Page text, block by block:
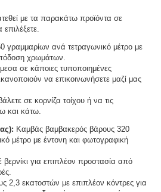
με τα παρακάτω προϊόντα σε
γραμμαρίων ανά τετραγωνικό μέτρο με
χρωμάτων.
σε κάποιες τυποποιημένες
να επικοινωνήσετε μαζί μας
σε κορνίζα τοίχου ή να τις
και κάτω.
Καμβάς βαμβακερός βάρους 320
μέτρο με έντονη και φωτογραφική
βερνίκι για επιπλέον προστασία από
2,3 εκατοστών με επιπλέον κόντρες για